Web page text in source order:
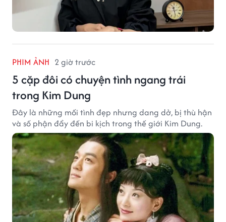
PHIM ẢNH 2 giờ trước
5 cặp đôi có chuyện tình ngang trái
trong Kim Dung
Đây là những mối tình đẹp nhưng dang dở, bị thù hận
và số phận đẩy đến bi kịch trong thế giới Kim Dung.